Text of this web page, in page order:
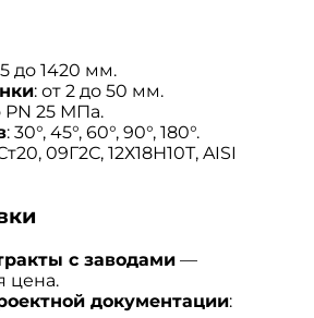
до 1420 мм.
: от 2 до 50 мм.
PN 25 МПа.
: 30°, 45°, 60°, 90°, 180°.
09Г2С, 12Х18Н10Т, AISI
с заводами —
цена.
документации: